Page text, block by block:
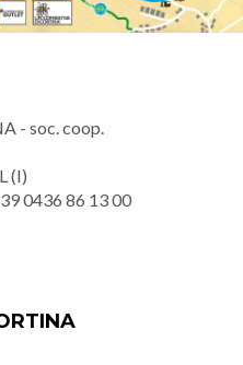
- soc. coop.
(I)
0436 86 13 00